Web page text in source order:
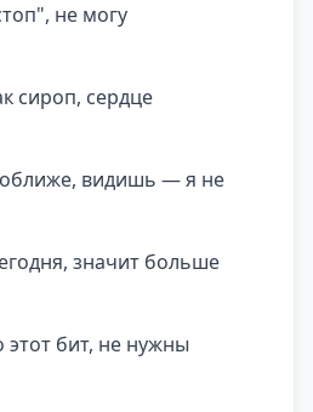
не могу
сироп, сердце
видишь — я не
значит больше
бит, не нужны